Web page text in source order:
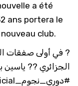
a été
ans portera le
club.
الجزائري ??
#دوري_نجوم_qnb